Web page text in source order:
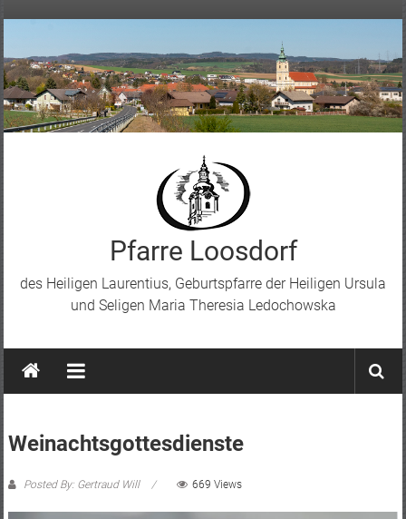
Pfarre Loosdorf
des Heiligen Laurentius, Geburtspfarre der Heiligen Ursula
und Seligen Maria Theresia Ledochowska
Weinachtsgottesdienste
Posted By: Gertraud Will 669 Views